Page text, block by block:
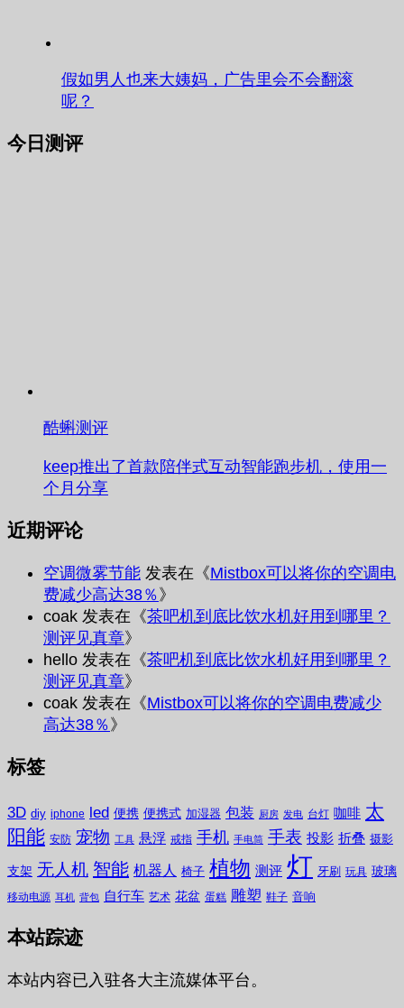
假如男人也来大姨妈，广告里会不会翻滚
呢？
今日测评
酷蝌测评
keep推出了首款陪伴式互动智能跑步机，使用一
个月分享
近期评论
空调微雾节能 发表在《Mistbox可以将你的空调电
费减少高达38％》
coak 发表在《茶吧机到底比饮水机好用到哪里？
测评见真章》
hello 发表在《茶吧机到底比饮水机好用到哪里？
测评见真章》
coak 发表在《Mistbox可以将你的空调电费减少
高达38％》
标签
3D diy iphone led 便携 便携式 加湿器 包装 厨房 发电 台灯 咖啡 太
阳能 安防 宠物 工具 悬浮 戒指 手机 手电筒 手表 投影 折叠 摄影
支架 无人机 智能 机器人 椅子 植物 测评 灯 牙刷 玩具 玻璃
移动电源 耳机 背包 自行车 艺术 花盆 蛋糕 雕塑 鞋子 音响
本站踪迹
本站内容已入驻各大主流媒体平台。